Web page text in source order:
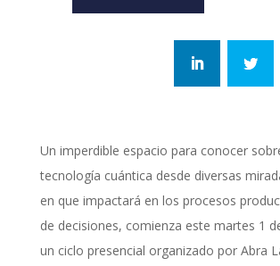
Un imperdible espacio para conocer
tecnología cuántica desde diversas
en que impactará en los procesos
de decisiones, comienza este martes 1
un ciclo presencial organizado por Abra